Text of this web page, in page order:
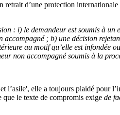
d’une protection
: i) le demandeur est soumis à un
accompagné ; b) une décision
au motif qu’elle est infondée
non accompagné soumis à la
l’asile', elle a toujours plaidé pour
que le texte de compromis exige de